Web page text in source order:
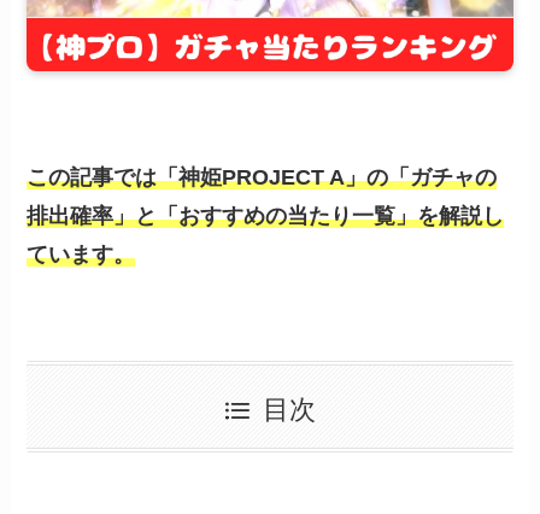
この記事では「神姫PROJECT A」の「ガチャの
排出確率」と「おすすめの当たり一覧」を解説し
ています。
目次